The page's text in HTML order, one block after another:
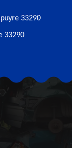
33290
33290